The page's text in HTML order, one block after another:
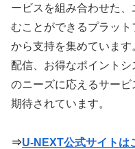
ービスを組み合わせた
むことができるプラッ
から支持を集めていま
配信、お得なポイント
のニーズに応えるサー
期待されています。
⇒U-NEXT公式サイトは